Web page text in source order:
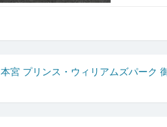
本宮 プリンス・ウィリアムズパーク